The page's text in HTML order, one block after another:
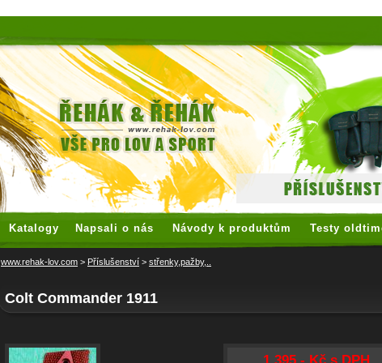
Katalogy Napsali o nás Návody k produktům Testy
www.rehak-lov.com > Příslušenství > střenky,pažby,..
Colt Commander 1911